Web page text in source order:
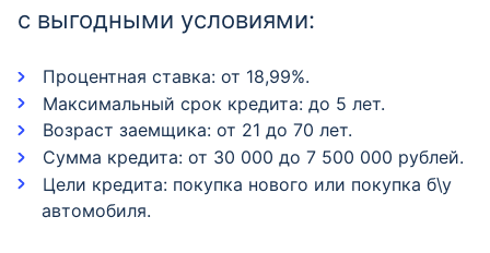
с выгодными условиями:
Процентная ставка: от 18,99%.
Максимальный срок кредита: до 5 лет.
Возраст заемщика: от 21 до 70 лет.
Сумма кредита: от 30 000 до 7 500 000 рублей.
Цели кредита: покупка нового или покупка б\у
автомобиля.